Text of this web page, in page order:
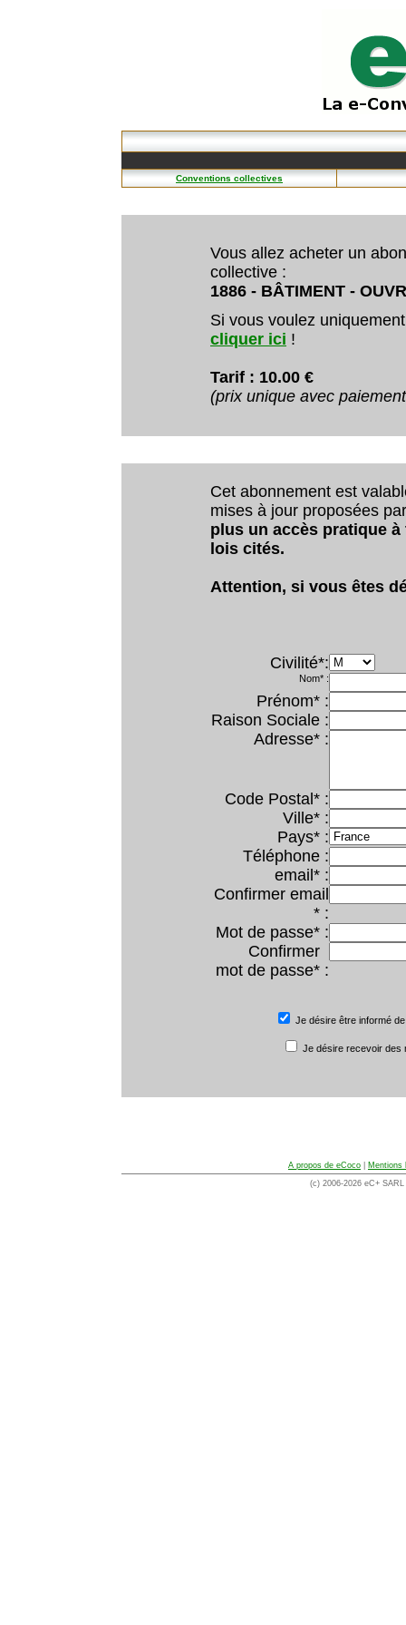
Conventions collectives
Vous allez acheter un
collective :
1886 - BÂTIMENT -
Si vous voulez
cliquer ici !
Tarif : 10.00 €
(prix unique avec
Cet abonnement est
mises à jour proposées
plus un accès pratique
lois cités.
Attention, si vous êtes
Civilité*:
Nom* :
Prénom* :
Raison Sociale :
Adresse* :
Code Postal* :
Ville* :
Pays* :
Téléphone :
email* :
Confirmer email
* :
Mot de passe* :
Confirmer
mot de passe* :
Je désire être informé
Je désire recevoir des
A propos de eCoco
Mentions
(c) 2006-2026 eC+